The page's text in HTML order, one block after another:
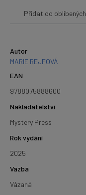
Přidat do oblíbených
Autor
MARIE REJFOVÁ
EAN
9788075888600
Nakladatelství
Mystery Press
Rok vydání
2025
Vazba
Vázaná